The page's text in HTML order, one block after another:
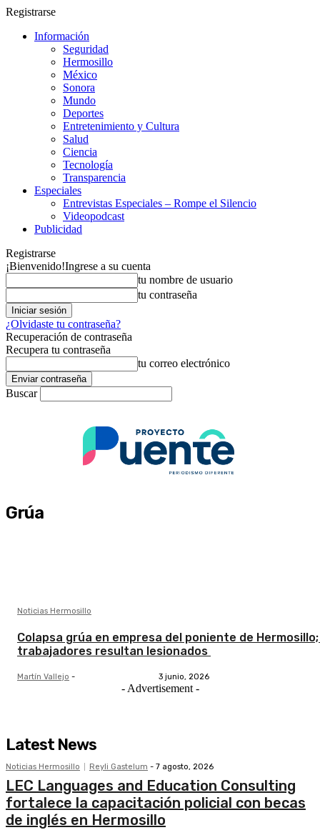
Registrarse
Información
Seguridad
Hermosillo
México
Sonora
Mundo
Deportes
Entretenimiento y Cultura
Salud
Ciencia
Tecnología
Transparencia
Especiales
Entrevistas Especiales – Rompe el Silencio
Videopodcast
Publicidad
Registrarse
¡Bienvenido!Ingrese a su cuenta
tu nombre de usuario
tu contraseña
¿Olvidaste tu contraseña?
Recuperación de contraseña
Recupera tu contraseña
tu correo electrónico
Buscar
Grúa
Noticias Hermosillo
Colapsa grúa en empresa del poniente de
trabajadores resultan lesionados
Martín Vallejo - 3 junio, 2026
- Advertisement -
Latest News
Noticias Hermosillo Reyli Gastelum - 7 agosto, 2026
LEC Languages and Education Consulting
fortalece la capacitación policial con becas
de inglés en Hermosillo